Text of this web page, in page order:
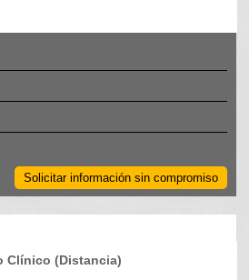
Solicitar información sin compromiso
Clínico (Distancia)